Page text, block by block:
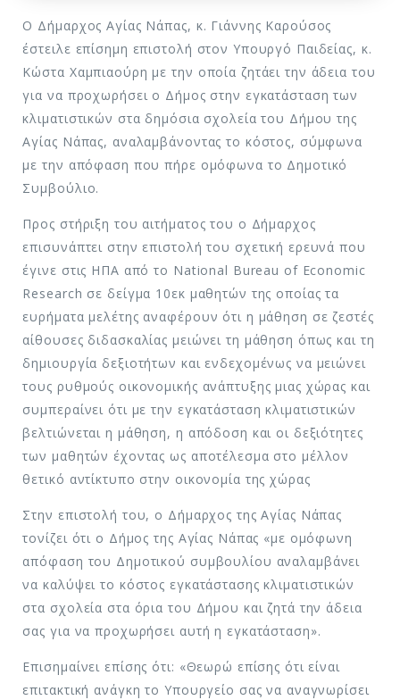
Ο Δήμαρχος Αγίας Νάπας, κ. Γιάννης Καρούσος
έστειλε επίσημη επιστολή στον Υπουργό Παιδείας, κ.
Κώστα Χαμπιαούρη με την οποία ζητάει την άδεια του
για να προχωρήσει ο Δήμος στην εγκατάσταση των
κλιματιστικών στα δημόσια σχολεία του Δήμου της
Αγίας Νάπας, αναλαμβάνοντας το κόστος, σύμφωνα
με την απόφαση που πήρε ομόφωνα το Δημοτικό
Συμβούλιο.
Προς στήριξη του αιτήματος του ο Δήμαρχος
επισυνάπτει στην επιστολή του σχετική ερευνά που
έγινε στις ΗΠΑ από το National Bureau of Economic
Research σε δείγμα 10εκ μαθητών της οποίας τα
ευρήματα μελέτης αναφέρουν ότι η μάθηση σε ζεστές
αίθουσες διδασκαλίας μειώνει τη μάθηση όπως και τη
δημιουργία δεξιοτήτων και ενδεχομένως να μειώνει
τους ρυθμούς οικονομικής ανάπτυξης μιας χώρας και
συμπεραίνει ότι με την εγκατάσταση κλιματιστικών
βελτιώνεται η μάθηση, η απόδοση και οι δεξιότητες
των μαθητών έχοντας ως αποτέλεσμα στο μέλλον
θετικό αντίκτυπο στην οικονομία της χώρας
Στην επιστολή του, ο Δήμαρχος της Αγίας Νάπας
τονίζει ότι ο Δήμος της Αγίας Νάπας «με ομόφωνη
απόφαση του Δημοτικού συμβουλίου αναλαμβάνει
να καλύψει το κόστος εγκατάστασης κλιματιστικών
στα σχολεία στα όρια του Δήμου και ζητά την άδεια
σας για να προχωρήσει αυτή η εγκατάσταση».
Επισημαίνει επίσης ότι: «Θεωρώ επίσης ότι είναι
επιτακτική ανάγκη το Υπουργείο σας να αναγνωρίσει